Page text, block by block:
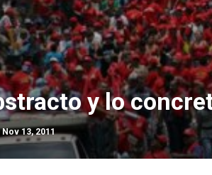
y lo
Nov 13, 2011